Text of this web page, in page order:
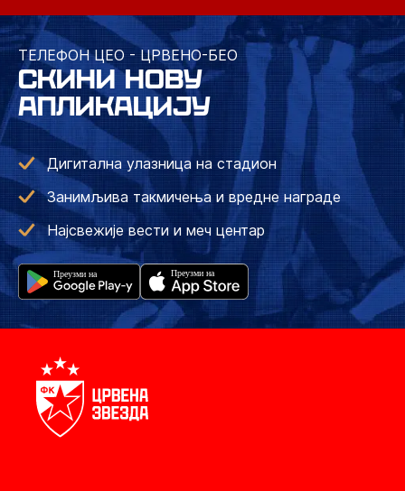
ТЕЛЕФОН ЦЕО - ЦРВЕНО-БЕО
СКИНИ НОВУ
АПЛИКАЦИЈУ
Дигитална улазница на стадион
Занимљива такмичења и вредне награде
Најсвежије вести и меч центар